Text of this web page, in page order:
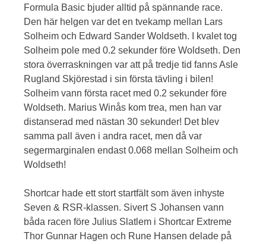
Formula Basic bjuder alltid på spännande race.
Den här helgen var det en tvekamp mellan Lars
Solheim och Edward Sander Woldseth. I kvalet tog
Solheim pole med 0.2 sekunder före Woldseth. Den
stora överraskningen var att på tredje tid fanns Asle
Rugland Skjörestad i sin första tävling i bilen!
Solheim vann första racet med 0.2 sekunder före
Woldseth. Marius Winås kom trea, men han var
distanserad med nästan 30 sekunder! Det blev
samma pall även i andra racet, men då var
segermarginalen endast 0.068 mellan Solheim och
Woldseth!
Shortcar hade ett stort startfält som även inhyste
Seven & RSR-klassen. Sivert S Johansen vann
båda racen före Julius Slatlem i Shortcar Extreme
Thor Gunnar Hagen och Rune Hansen delade på